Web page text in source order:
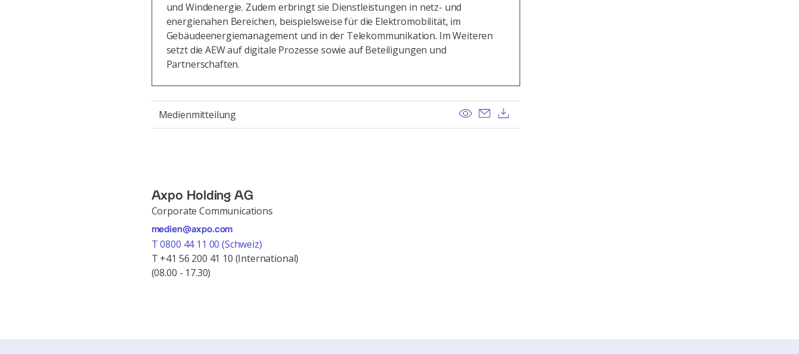
und Windenergie. Zudem erbringt sie Dienstleistungen in netz- und
energienahen Bereichen, beispielsweise für die Elektromobilität, im
Gebäudeenergiemanagement und in der Telekommunikation. Im Weiteren
setzt die AEW auf digitale Prozesse sowie auf Beteiligungen und
Partnerschaften.
Medienmitteilung View Send email
Axpo Holding AG
Corporate Communications
medien@axpo.com
T 0800 44 11 00 (Schweiz)
T +41 56 200 41 10 (International)
(08.00 - 17.30)